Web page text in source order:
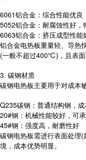
6061铝合金：综合性能优良
5052铝合金：耐腐蚀性好，
6063铝合金：挤压成型性能
铝合金电热板重量轻、导热
(一般不超过400℃)，且表面
3. 碳钢材质
碳钢电热板主要用于对成本
Q235碳钢：普通结构钢，
20#钢：机械性能较好，可
45#钢：强度高，耐磨性好
碳钢电热板需进行表面处理
境，成本优势明显。